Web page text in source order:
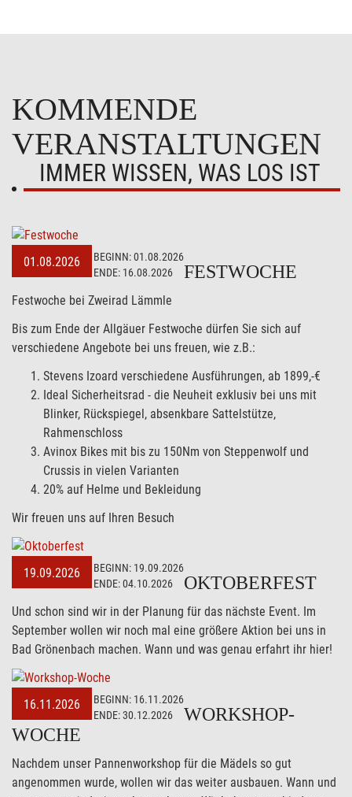
KOMMENDE
VERANSTALTUNGEN
IMMER WISSEN, WAS LOS IST
01.08.2026 BEGINN:01.08.2026
ENDE: 16.08.2026 FESTWOCHE
Festwoche bei Zweirad Lämmle
Bis zum Ende der Allgäuer Festwoche dürfen Sie sich auf
verschiedene Angebote bei uns freuen, wie z.B.:
Stevens Izoard verschiedene Ausführungen, ab 1899,-€
Ideal Sicherheitsrad - die Neuheit exklusiv bei uns mit
Blinker, Rückspiegel, absenkbare Sattelstütze,
Rahmenschloss
Avinox Bikes mit bis zu 150Nm von Steppenwolf und
Crussis in vielen Varianten
20% auf Helme und Bekleidung
Wir freuen uns auf Ihren Besuch
19.09.2026 BEGINN: 19.09.2026
ENDE:04.10.2026 OKTOBERFEST
Und schon sind wir in der Planung für das nächste Event. Im
September wollen wir noch mal eine größere Aktion bei uns in
Bad Grönenbach machen. Wann und was genau erfahrt ihr hier!
16.11.2026 BEGINN: 16.11.2026
ENDE:30.12.2026
WORKSHOP-
WOCHE
Nachdem unser Pannenworkshop für die Mädels so gut
angenommen wurde, wollen wir das weiter ausbauen. Wann und